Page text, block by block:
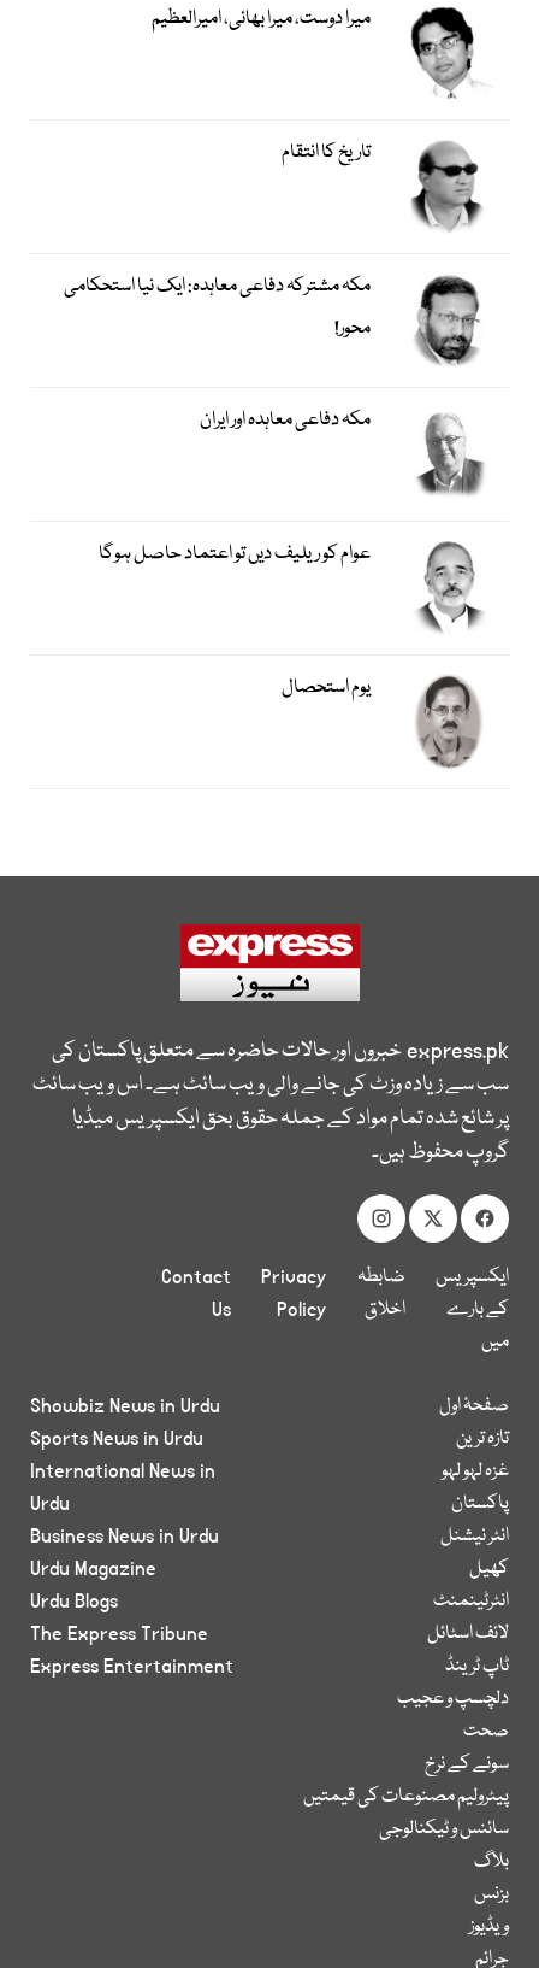
میرا دوست، میرا بھائی، امیرالعظیم
تاریخ کا انتقام
مکہ مشترکہ دفاعی معاہدہ: ایک نیا استحکامی
محور!
مکہ دفاعی معاہدہ اور ایران
عوام کو ریلیف دیں تو اعتماد حاصل ہوگا
یوم استحصال
express.pkخبروں اور حالات حاضرہ سے متعلق پاکستان کی
سب سے زیادہ وزٹ کی جانے والی ویب سائٹ ہے۔ اس ویب سائٹ
پر شائع شدہ تمام مواد کے جملہ حقوق بحق ایکسپریس میڈیا
گروپ محفوظ ہیں۔
ایکسپریس
کے بارے
میں
ضابطہ
اخلاق
Privacy
Policy
Contact
Us
صفحۂ اول
تازہ ترین
غزہ لہو لہو
پاکستان
انٹر نیشنل
کھیل
انٹرٹینمنٹ
لائف اسٹائل
ٹاپ ٹرینڈ
دلچسپ و عجیب
صحت
سونے کے نرخ
پیٹرولیم مصنوعات کی قیمتیں
سائنس و ٹیکنالوجی
بلاگ
بزنس
ویڈیوز
جرائم
Showbiz News in Urdu
Sports News in Urdu
International News in
Urdu
Business News in Urdu
Urdu Magazine
Urdu Blogs
The Express Tribune
Express Entertainment